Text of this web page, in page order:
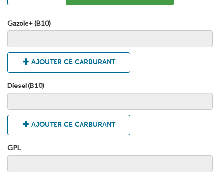
Gazole+ (B10)
AJOUTER CE CARBURANT
Diesel (B10)
AJOUTER CE CARBURANT
GPL